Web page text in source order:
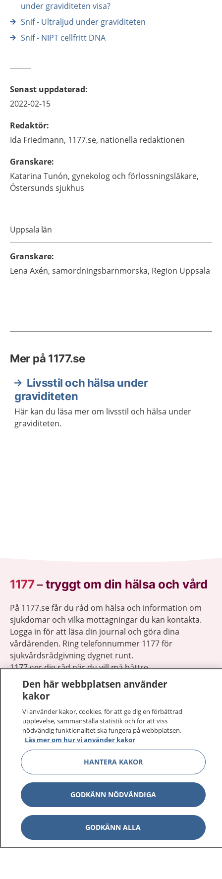
under graviditeten visa?
Snif - Ultraljud under graviditeten
Snif - NIPT cellfritt DNA
Senast uppdaterad:
2022-02-15
Redaktör:
Ida Friedmann, 1177.se, nationella redaktionen
Granskare:
Katarina Tunón, gynekolog och förlossningsläkare,
Östersunds sjukhus
Uppsala län
Granskare:
Lena Axén, samordningsbarnmorska, Region Uppsala
Mer på 1177.se
Livsstil och hälsa under
graviditeten
Här kan du läsa mer om livsstil och hälsa under
graviditeten.
1177–tryggt om din hälsa och vård
På 1177.se får du råd om hälsa och information om
sjukdomar och vilka mottagningar du kan kontakta.
Logga in för att läsa din journal och göra dina
vårdärenden. Ring telefonnummer 1177 för
sjukvårdsrådgivning dygnet runt.
1177 ger dig råd när du vill må bättre.
1177 på flera språk
Om 1177 Visa
Kontakt Visa
Behandling av personuppgifter
Hantering av kakor
Den här webbplatsen använder
kakor
Vi använder kakor, cookies, för att ge dig en förbättrad
upplevelse, sammanställa statistik och för att viss
nödvändig funktionalitet ska fungera på webbplatsen.
Läs mer om hur vi använder kakor
HANTERA KAKOR
GODKÄNN NÖDVÄNDIGA
GODKÄNN ALLA